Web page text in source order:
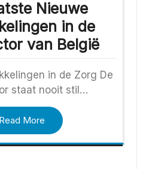
Nieuwe
in de
van België
in de Zorg De
staat nooit stil…
Read More